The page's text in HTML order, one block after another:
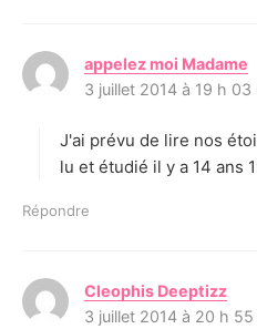
appelez moi Madame
i
:
3 juillet 2014 à 19 h 03
J'ai prévu de lire nos
lu et étudié il y a 14 ans
Répondre
Cleophis Deeptizz
i
3 juillet 2014 à 20 h 55